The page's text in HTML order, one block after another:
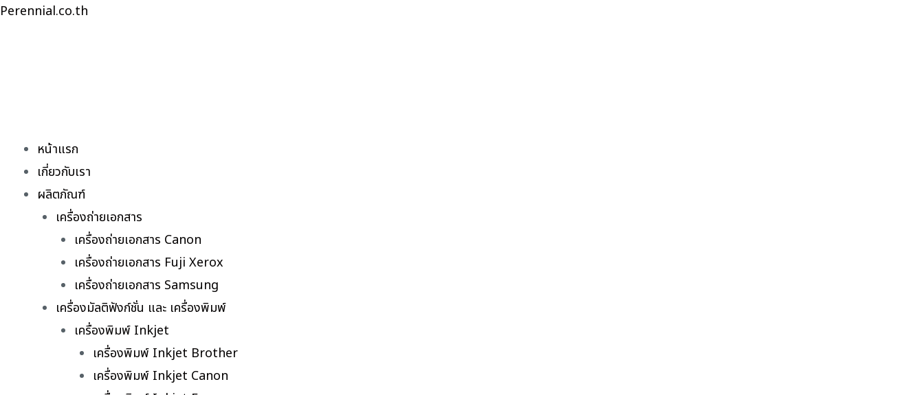
Skip
Perennial.co.th
หน้าแรก
เกี่ยวกับเรา
ผลิตภัณฑ์
เครื่องถ่ายเอกสาร
เครื่องถ่ายเอกสาร Canon
เครื่องถ่ายเอกสาร Fuji Xerox
เครื่องถ่ายเอกสาร Samsung
เครื่องมัลติฟังก์ชั่น และ เครื่องพิมพ์
เครื่องพิมพ์ Inkjet
เครื่องพิมพ์ Inkjet Brother
เครื่องพิมพ์ Inkjet Canon